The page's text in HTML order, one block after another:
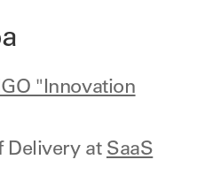
"Innovation
Delivery at SaaS